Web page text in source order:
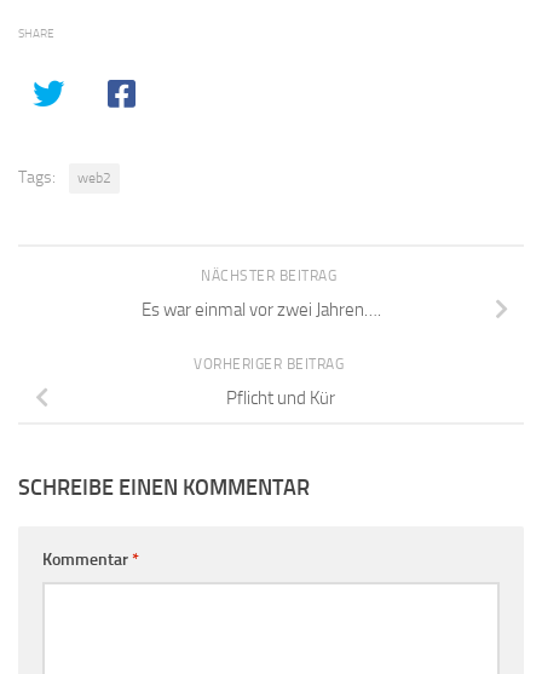
SHARE
Tags: web2
NÄCHSTER BEITRAG
Es war einmal vor zwei Jahren….
VORHERIGER BEITRAG
Pflicht und Kür
SCHREIBE EINEN KOMMENTAR
Kommentar*